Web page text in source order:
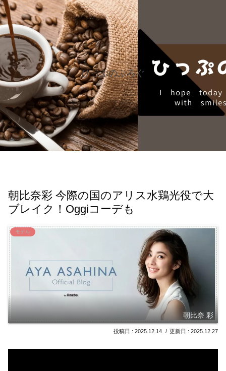
ひっぷのぶろぐ
朝比奈彩 今際の国のアリス水鶏光役で大
ブレイク！Oggiコーデも
モデル
朝比奈 彩
2025.12.14 2025.12.27